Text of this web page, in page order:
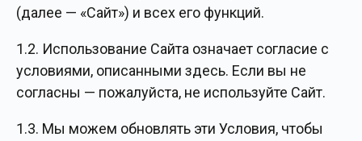
(далее — «Сайт») и всех его функций.
1.2. Использование Сайта означает согласие с
условиями, описанными здесь. Если вы не
согласны — пожалуйста, не используйте Сайт.
1.3. Мы можем обновлять эти Условия, чтобы